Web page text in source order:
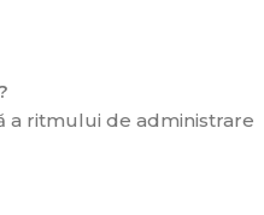
a ritmului de administrare